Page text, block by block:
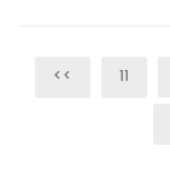
<< 11